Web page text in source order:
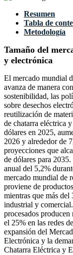
Resumen
Tabla de
Metodología
Tamaño del
y electrónica
El mercado mundial
avanza de manera
sostenibilidad, las
sobre desechos
reutilización de
de chatarra eléctrica
dólares en 2025,
2026 y alrededor de
proyecciones que
de dólares para
anual del 5,2%
mercado mundial de
proviene de
mientras que más del
industrial y
procesados ​​producen
el 25% en las redes
expansión del
Electrónica y la
Chatarra Eléctrica y